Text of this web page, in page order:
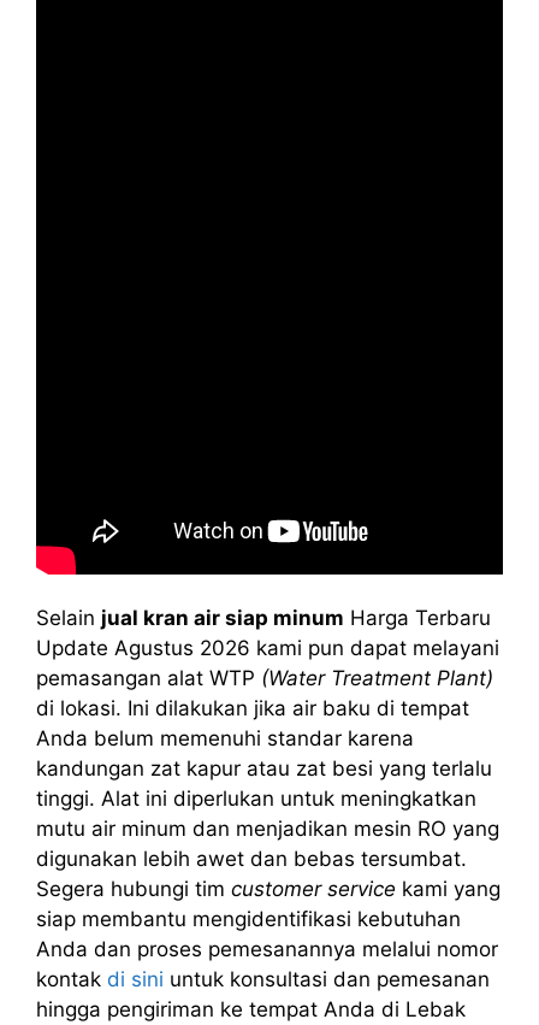
Selain jual kran air siap minum Harga Terbaru
Update Agustus 2026 kami pun dapat melayani
pemasangan alat WTP (Water Treatment Plant)
di lokasi. Ini dilakukan jika air baku di tempat
Anda belum memenuhi standar karena
kandungan zat kapur atau zat besi yang terlalu
tinggi. Alat ini diperlukan untuk meningkatkan
mutu air minum dan menjadikan mesin RO yang
digunakan lebih awet dan bebas tersumbat.
Segera hubungi tim customer service kami yang
siap membantu mengidentifikasi kebutuhan
Anda dan proses pemesanannya melalui nomor
kontak di sini untuk konsultasi dan pemesanan
hingga pengiriman ke tempat Anda di Lebak